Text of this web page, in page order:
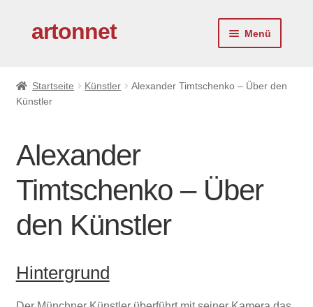
Zur
Zum
artonnet Menü
Künstler
Über uns
Startseite Künstler
Alexander Timtschenko – Über den
Künstler
Alexander
Timtschenko – Über
den Künstler
Hintergrund